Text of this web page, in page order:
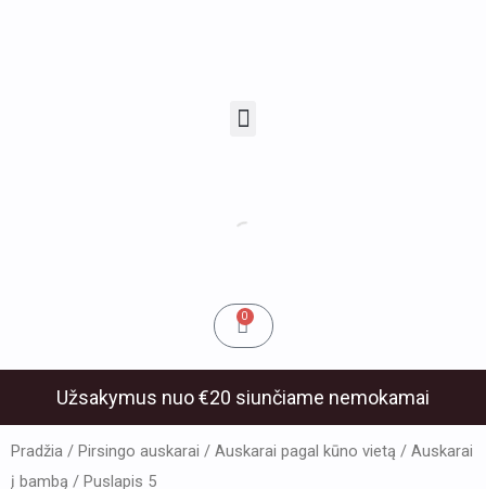
0Cart
Užsakymus nuo €20 siunčiame nemokamai
Pradžia / Pirsingo auskarai / Auskarai pagal kūno vietą / Auskarai
į bambą / Puslapis 5